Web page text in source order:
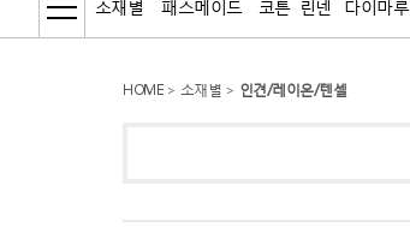
소재별 패스메이드 코튼 린넨 다이마루
HOME> 소재별 > 인견/레이온/텐셀